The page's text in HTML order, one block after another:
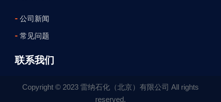
- 公司新闻
- 常见问题
联系我们
Copyright © 2023 雷纳石化（北京）有限公司 All rights
reserved.